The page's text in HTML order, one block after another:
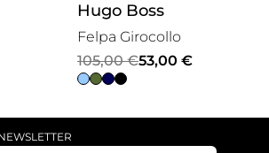
Hugo Boss
Felpa Girocollo
105,00€
Il
prezzo
53,00 €
Il
prezzo